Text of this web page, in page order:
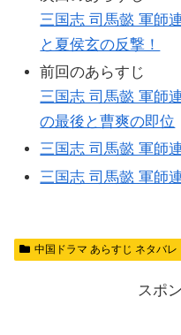
三国志 司馬懿 軍師
と夏侯玄の反撃！
前回のあらすじ
三国志 司馬懿 軍師
の最後と曹爽の即位
三国志 司馬懿 軍師
三国志 司馬懿 軍師
中国ドラマ あらすじ ネタバレ
スポ